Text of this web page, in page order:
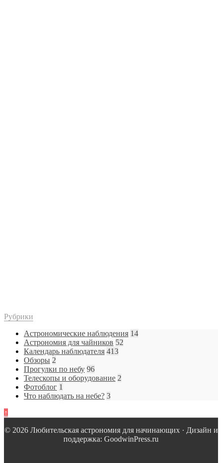
Рубрики
Астрономические наблюдения 14
Астрономия для чайников 52
Календарь наблюдателя 413
Обзоры 2
Прогулки по небу 96
Телескопы и оборудование 2
Фотоблог 1
Что наблюдать на небе? 3
↑
© 2026 Любительская астрономия для начинающих · Дизайн и
поддержка: GoodwinPress.ru